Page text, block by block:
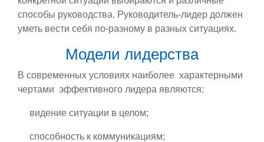
способы руководства. Руководитель-лидер должен
уметь вести себя по-разному в разных ситуациях.
Модели лидерства
В современных условиях наиболее характерными
чертами эффективного лидера являются:
видение ситуации в целом;
способность к коммуникациям;